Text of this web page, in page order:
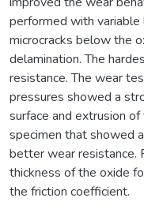
performed with
microcracks below the
delamination. The
resistance. The wear
pressures showed a
surface and extrusion
specimen that showed
better wear resistance.
thickness of the oxide
the friction coefficient.